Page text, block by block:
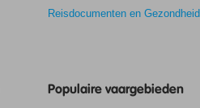
Reisdocumenten en Gezondheid
Populaire vaargebieden